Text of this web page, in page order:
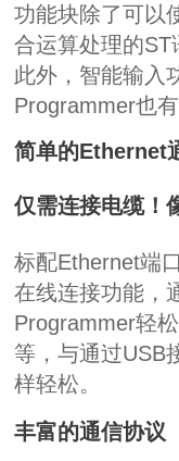
功能块除了可以
合运算处理的ST
此外，智能输入
Programmer也
简单的Ethernet
仅需连接电缆！
标配Ethernet端
在线连接功能，
Programmer轻
等，与通过USB
样轻松。
丰富的通信协议